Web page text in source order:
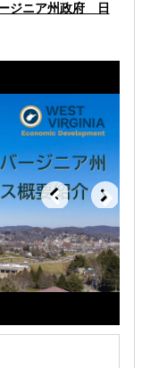
ジニア州政府 日